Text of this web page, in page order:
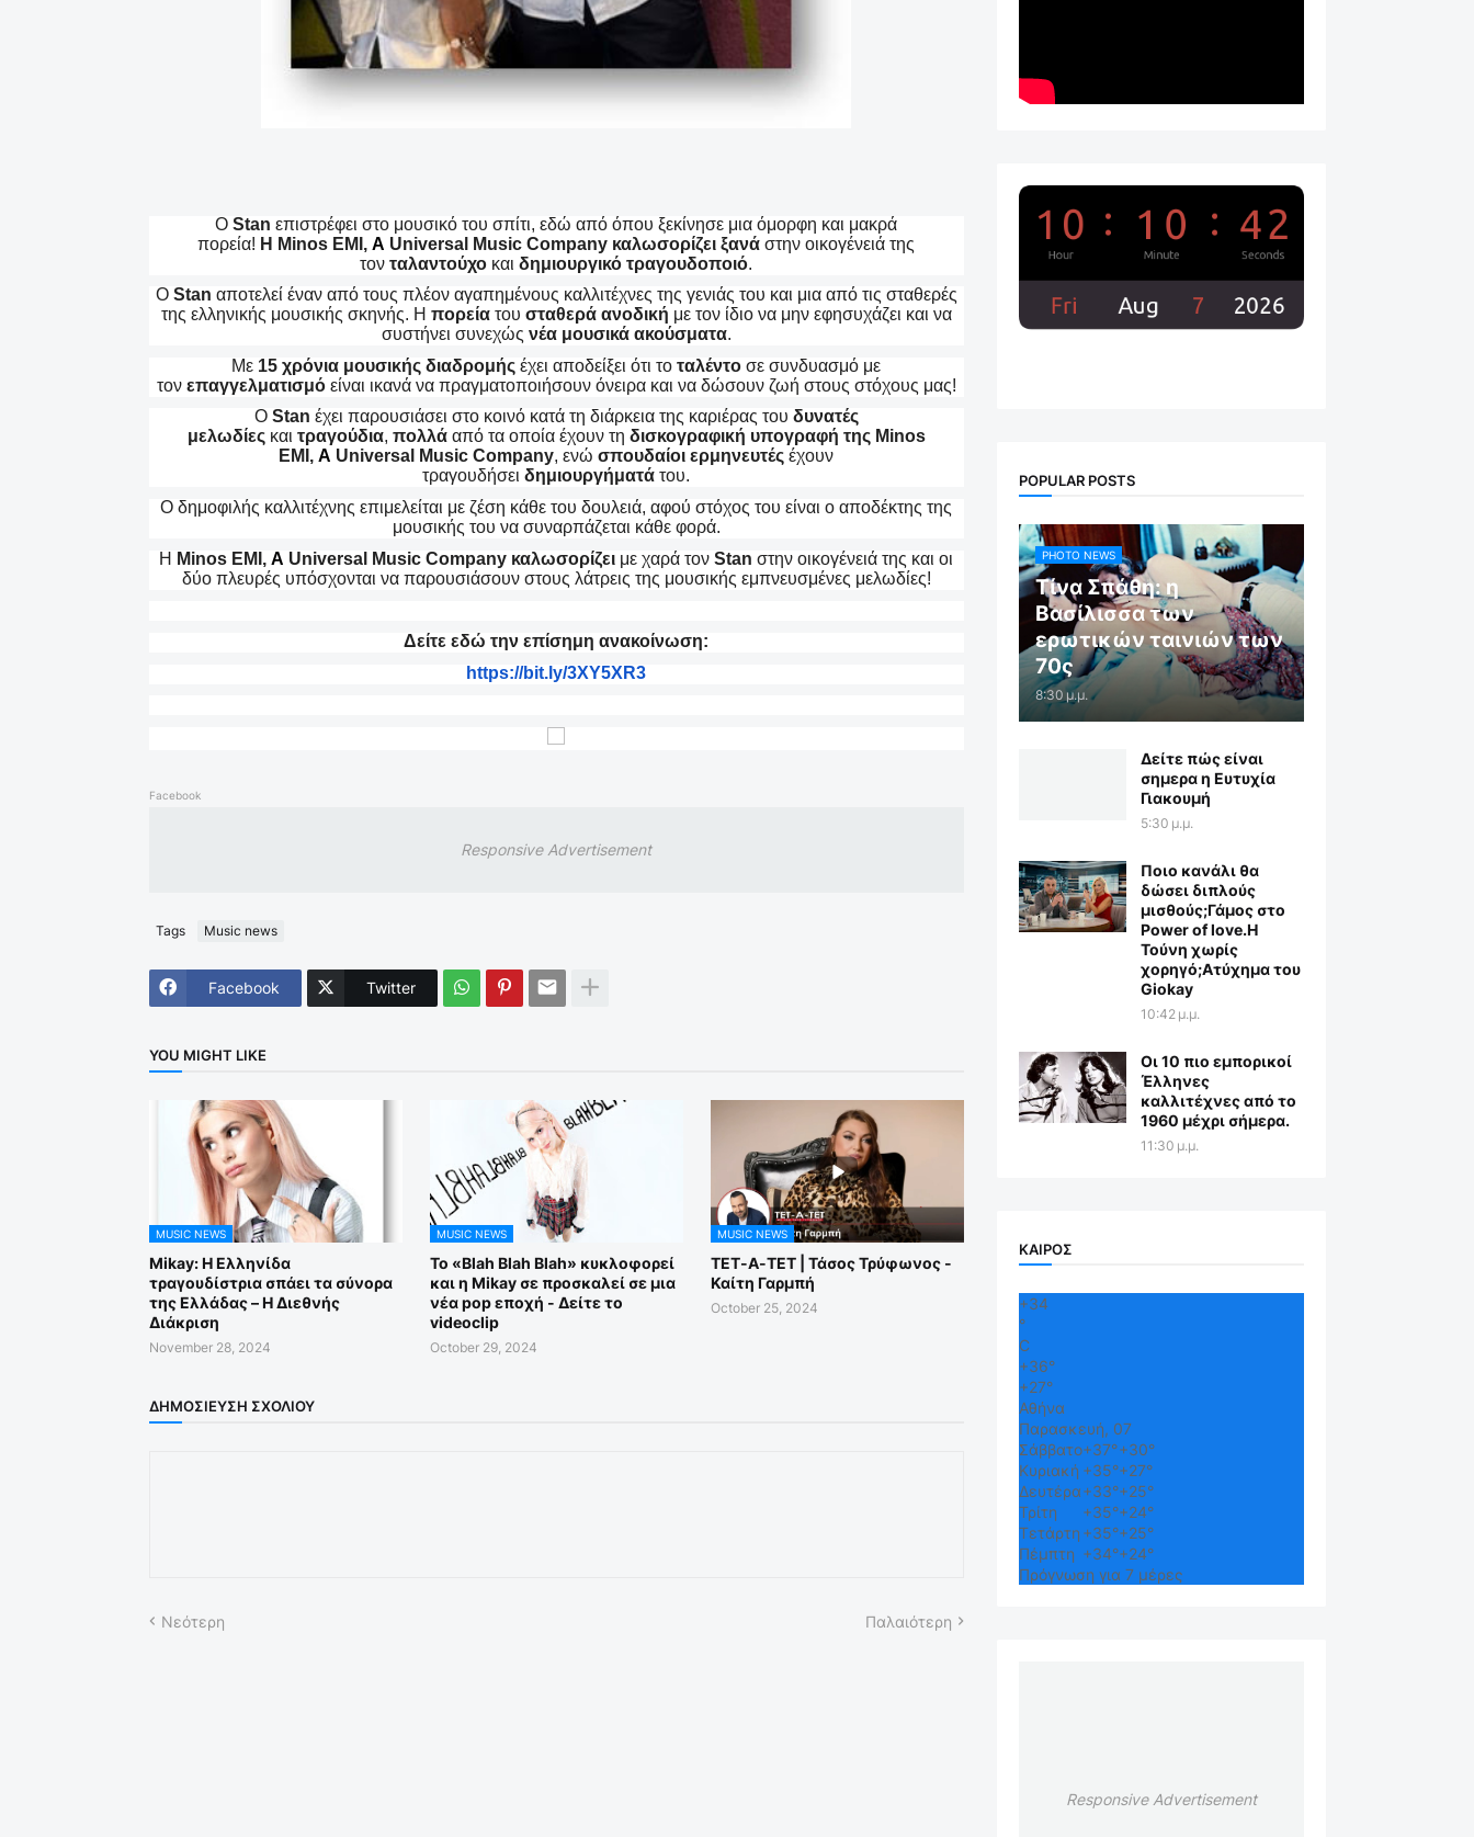
O Stan επιστρέφει στο μουσικό του σπίτι, εδώ από όπου ξεκίνησε μια όμορφη και μακρά
πορεία! Η Minos EMI, A Universal Music Company καλωσορίζει ξανά στην οικογένειά της
τον ταλαντούχο και δημιουργικό τραγουδοποιό.
O Stan αποτελεί έναν από τους πλέον αγαπημένους καλλιτέχνες της γενιάς του και μια από τις σταθερές
της ελληνικής μουσικής σκηνής. Η πορείατου σταθερά ανοδική με τον ίδιο να μην εφησυχάζει και να
συστήνει συνεχώς νέα μουσικά ακούσματα.
Με 15 χρόνια μουσικής διαδρομής έχει αποδείξει ότι το ταλέντο σε συνδυασμό με
τον επαγγελματισμόείναι ικανά να πραγματοποιήσουν όνειρα και να δώσουν ζωή στους στόχους μας!
Ο Stan έχει παρουσιάσει στο κοινό κατά τη διάρκεια της καριέρας του δυνατές
μελωδίες και τραγούδια, πολλά από τα οποία έχουν τη δισκογραφική υπογραφή της Minos
EMI , A Universal Music Company, ενώ σπουδαίοι ερμηνευτές έχουν
τραγουδήσει δημιουργήματά του.
Ο δημοφιλής καλλιτέχνης επιμελείται με ζέση κάθε του δουλειά, αφού στόχος του είναι ο αποδέκτης της
μουσικής του να συναρπάζεται κάθε φορά.
Η Minos EMI , A Universal Music Company καλωσορίζει με χαρά τον Stan στην οικογένειά της και οι
δύο πλευρές υπόσχονται να παρουσιάσουν στους λάτρεις της μουσικής εμπνευσμένες μελωδίες!
Δείτε εδώ την επίσημη ανακοίνωση:
https://bit.ly/3XY5XR3
Facebook
Responsive Advertisement
Tags Music news
Facebook Twitter
YOU MIGHT LIKE
MUSIC NEWS
Mikay: Η Ελληνίδα
τραγουδίστρια σπάει τα σύνορα
της Ελλάδας – Η Διεθνής
Διάκριση
November 28, 2024
MUSIC NEWS
Το «Blah Blah Blah» κυκλοφορεί
και η Mikay σε προσκαλεί σε μια
νέα pop εποχή - Δείτε το
videoclip
October 29, 2024
MUSIC NEWS
ΤΕΤ-Α-ΤΕΤ | Τάσος Τρύφωνος -
Καίτη Γαρμπή
October 25, 2024
ΔΗΜΟΣΊΕΥΣΗ ΣΧΟΛΊΟΥ
Νεότερη Παλαιότερη
POPULAR POSTS
PHOTO NEWS
Τίνα Σπάθη: η
Βασίλισσα των
ερωτικών ταινιών των
70ς
8:30 μ.μ.
Δείτε πώς είναι
σημερα η Ευτυχία
Γιακουμή
5:30 μ.μ.
Ποιο κανάλι θα
δώσει διπλούς
μισθούς;Γάμος στο
Power of love.Η
Τούνη χωρίς
χορηγό;Aτύχημα του
Giokay
10:42 μ.μ.
Οι 10 πιο εμπορικοί
Έλληνες
καλλιτέχνες από το
1960 μέχρι σήμερα.
11:30 μ.μ.
ΚΑΙΡΟΣ
+34
°
C
+36°
+27°
Αθήνα
Παρασκευή, 07
Σάββατο+37°+30°
Κυριακή +35°+27°
Δευτέρα+33°+25°
Τρίτη
+35°+24°
Τετάρτη +35°+25°
Πέμπτη +34°+24°
Πρόγνωση για 7 μέρες
Responsive Advertisement